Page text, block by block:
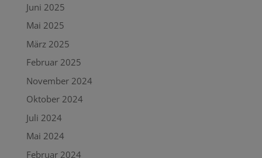
Juni 2025
Mai 2025
März 2025
Februar 2025
November 2024
Oktober 2024
Juli 2024
Mai 2024
Februar 2024